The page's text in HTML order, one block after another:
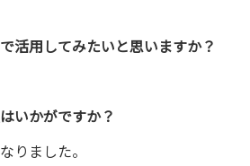
活用してみたいと思いますか？
いかがですか？
りました。